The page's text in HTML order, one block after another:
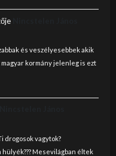
és veszélyesebbek akik
kormány jelenleg is ezt
drogosok vagytok?
Mesevilágban éltek